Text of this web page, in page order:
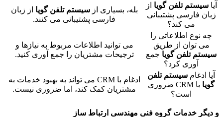
آیاسیستم تلفن گویا از
زبان فارسی پشتیبانی
می کند؟
بله، بسیاری ازسیستم تلفن گویا از زبان
فارسی پشتیبانی می کنند.
چه نوع اطلاعاتی را
می توان از طریق
سیستم تلفن گویا جمع
آوری کرد؟
می توانید اطلاعات مربوط به نیازها و
ترجیحات مشتریان را جمع آوری کنید.
آیا ادغام سیستم تلفن
گویا
با CRM ضروری
است؟
ادغام با CRM می تواند به بهبود خدمات به
مشتریان کمک کند، اما ضروری نیست.
و دیگر خدمات گروه فنی مهندسی ارتباط ساز